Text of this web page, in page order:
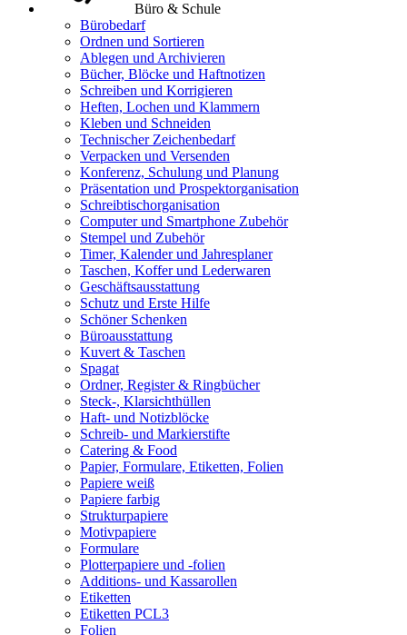
Büro & Schule
Bürobedarf
Ordnen und Sortieren
Ablegen und Archivieren
Bücher, Blöcke und Haftnotizen
Schreiben und Korrigieren
Heften, Lochen und Klammern
Kleben und Schneiden
Technischer Zeichenbedarf
Verpacken und Versenden
Konferenz, Schulung und Planung
Präsentation und Prospektorganisation
Schreibtischorganisation
Computer und Smartphone Zubehör
Stempel und Zubehör
Timer, Kalender und Jahresplaner
Taschen, Koffer und Lederwaren
Geschäftsausstattung
Schutz und Erste Hilfe
Schöner Schenken
Büroausstattung
Kuvert & Taschen
Spagat
Ordner, Register & Ringbücher
Steck-, Klarsichthüllen
Haft- und Notizblöcke
Schreib- und Markierstifte
Catering & Food
Papier, Formulare, Etiketten, Folien
Papiere weiß
Papiere farbig
Strukturpapiere
Motivpapiere
Formulare
Plotterpapiere und -folien
Additions- und Kassarollen
Etiketten
Etiketten PCL3
Folien